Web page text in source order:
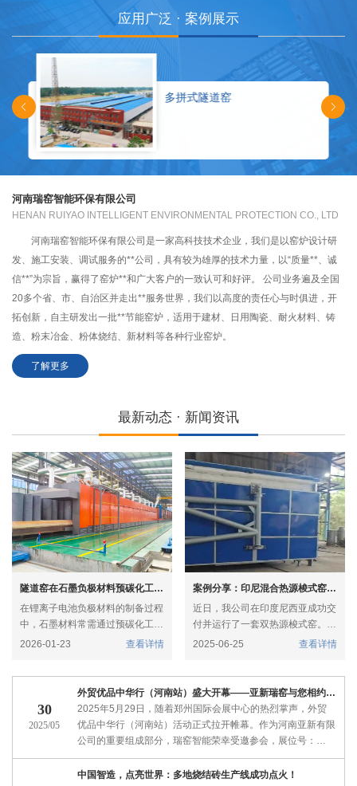
应用广泛 · 案例展示
多拼式隧道窑
河南瑞窑智能环保有限公司
HENAN RUIYAO INTELLIGENT ENVIRONMENTAL PROTECTION CO., LTD
河南瑞窑智能环保有限公司是一家高科技技术企业，我们是以窑炉设计研
发、施工安装、调试服务的**公司，具有较为雄厚的技术力量，以“质量**、诚
信**”为宗旨，赢得了窑炉**和广大客户的一致认可和好评。 公司业务遍及全国
20多个省、市、自治区并走出**服务世界，我们以高度的责任心与时俱进，开
拓创新，自主研发出一批**节能窑炉，适用于建材、日用陶瓷、耐火材料、铸
造、粉末冶金、粉体烧结、新材料等各种行业窑炉。
了解更多
最新动态 · 新闻资讯
隧道窑在石墨负极材料预碳化工艺中的应用
在锂离子电池负极材料的制备过程
中，石墨材料常需通过预碳化工艺
进行表面改性与结构优化。该工艺
窑因其连续化生产、温控精准、能
耗较低等优势，成为石墨负极材料
预碳化环节的理想选择。
2026-01-23 查看详情
案例分享：印尼混合热源梭式窑项目
近日，我公司在印度尼西亚成功交
付并运行了一套双热源梭式窑。该
项目以天然气与垃圾混合燃料为核
解决方案
2025-06-25 查看详情
30
2025/05
外贸优品中华行（河南站）盛大开幕——亚新瑞窑与您相约郑州
2025年5月29日，随着郑州国际会展中心的热烈掌声，外贸
优品中华行（河南站）活动正式拉开帷幕。作为河南亚新有限
公司的重要组成部分，瑞窑智能荣幸受邀参会，展位号：
1E09，活动日期：5月29日至31日。
中国智造，点亮世界：多地烧结砖生产线成功点火！